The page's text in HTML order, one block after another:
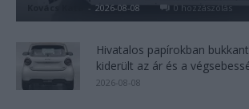
- 2026-08-08 0 hozzászólás
Hivatalos papírokban
kiderült az ár és a
2026-08-08